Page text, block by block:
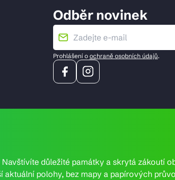
Odběr novinek
Prohlášení o ochraně osobních údajů.
důležité památky a skrytá zákoutí
aktuální polohy, bez mapy a papírových